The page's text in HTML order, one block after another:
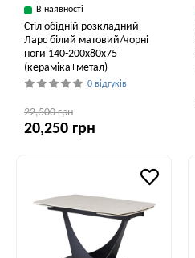
В наявності
Стіл обідній розкладний
Ларс білий матовий/чорні
ноги 140-200x80x75
(кераміка+метал)
0 відгуків
22,500 грн
20,250 грн